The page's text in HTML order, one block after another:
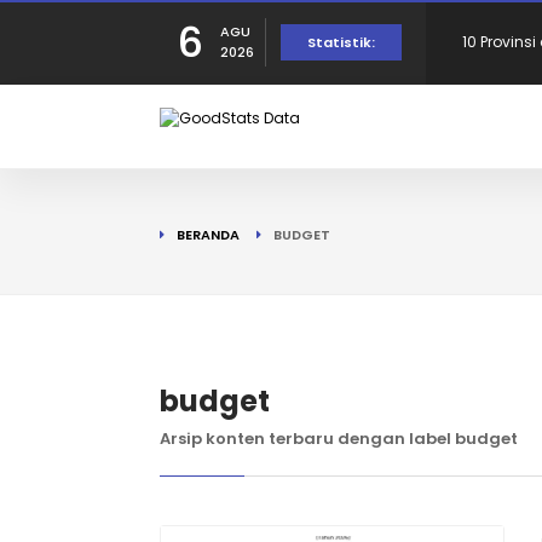
6
AGU
2026
Statistik: 10
BERANDA BUDGET
budget
Arsip konten terbaru dengan label budget